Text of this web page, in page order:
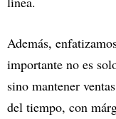
Además,
importante no es
sino mantener
del tiempo, con